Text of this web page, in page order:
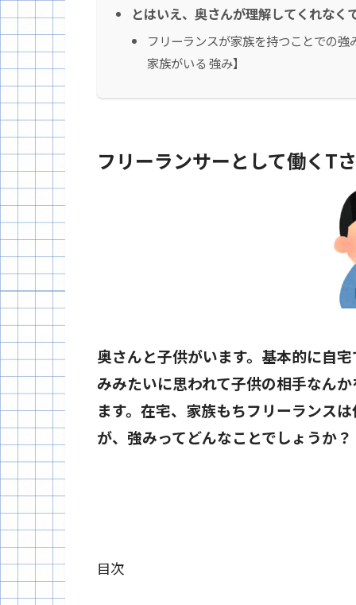
とはいえ、奥さんが理解してくれな
フリーランスが家族を持つことでの
家族がいる 強み】
フリーランサーとして働くT
奥さんと子供がいます。基本的に自
みみたいに思われて子供の相手なん
ます。在宅、家族もちフリーランス
が、強みってどんなことでしょうか？
目次